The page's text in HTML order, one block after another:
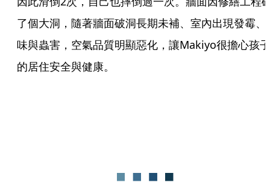
了個大洞，隨著牆面破洞長期未補、室內出現發霉、
味與蟲害，空氣品質明顯惡化，讓Makiyo很擔心孩子
的居住安全與健康。